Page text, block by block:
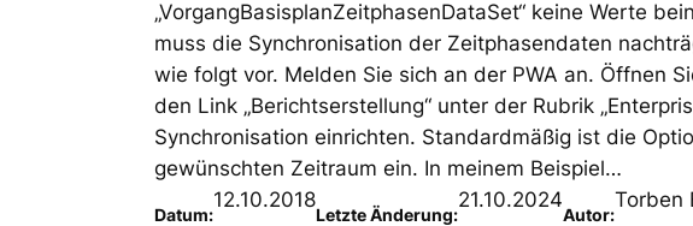
„VorgangBasisplanZeitphasenDataSet“ keine Werte
muss die Synchronisation der Zeitphasendaten
wie folgt vor. Melden Sie sich an der PWA an. Öffnen
den Link „Berichtserstellung“ unter der Rubrik
Synchronisation einrichten. Standardmäßig ist die
gewünschten Zeitraum ein. In meinem Beispiel…
Datum:
12.10.2018
Letzte Änderung:
21.10.2024
Autor:
Torben